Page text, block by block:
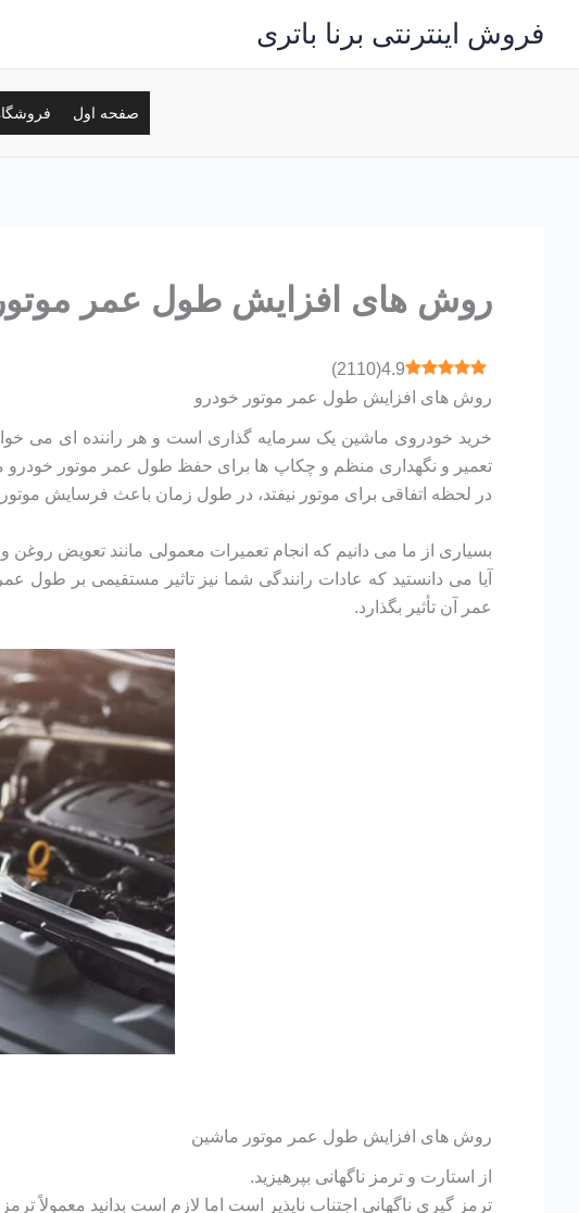
محتوا
فروش اینترنتی برنا باتری
صفحه اول
روش های افزایش طول عمر
4.9
(
2110
)
روش های افزایش طول عمر موتور خودرو
خرید خودروی ماشین یک سرمایه گذاری است و هر راننده ای می خواهد
تعمیر و نگهداری منظم و چکاپ ها برای حفظ طول عمر موتور
در لحظه اتفاقی برای موتور نیفتد، در طول زمان باعث فرسایش
بسیاری از ما می دانیم که انجام تعمیرات معمولی مانند تعویض
آیا می دانستید که عادات رانندگی شما نیز تاثیر مستقیمی بر
عمر آن تأثیر بگذارد.
روش های افزایش طول عمر موتور ماشین
از استارت و ترمز ناگهانی بپرهیزید.
ترمز گیری ناگهانی اجتناب ناپذیر است اما لازم است بدانید